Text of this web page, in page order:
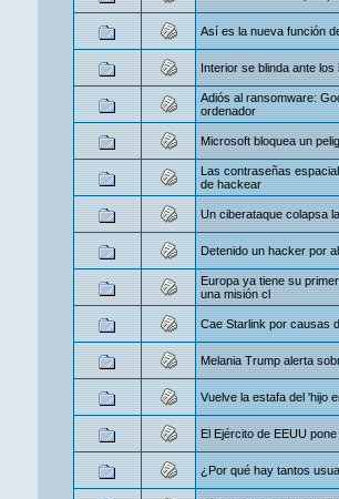
Así es la nueva función
Interior se blinda ante
Adiós al ransomware:
ordenador
Microsoft bloquea un
Las contraseñas
de hackear
Un ciberataque colapsa
Detenido un hacker por
Europa ya tiene su
una misión cl
Cae Starlink por causas
Melania Trump alerta
Vuelve la estafa del 'hijo
El Ejército de EEUU
¿Por qué hay tantos